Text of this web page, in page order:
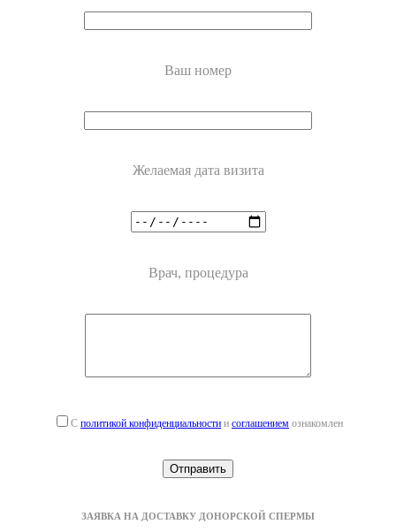
Ваш номер
Желаемая дата визита
Врач, процедура
С политикой конфиденциальности и соглашением ознакомлен
ЗАЯВКА НА ДОСТАВКУ ДОНОРСКОЙ СПЕРМЫ